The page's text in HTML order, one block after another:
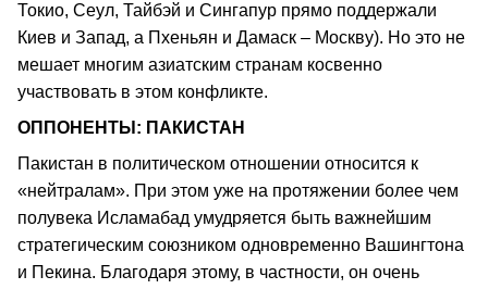
Токио, Сеул, Тайбэй и Сингапур прямо поддержали
Киев и Запад, а Пхеньян и Дамаск – Москву). Но это не
мешает многим азиатским странам косвенно
участвовать в этом конфликте.
ОППОНЕНТЫ: ПАКИСТАН
Пакистан в политическом отношении относится к
«нейтралам». При этом уже на протяжении более чем
полувека Исламабад умудряется быть важнейшим
стратегическим союзником одновременно Вашингтона
и Пекина. Благодаря этому, в частности, он очень